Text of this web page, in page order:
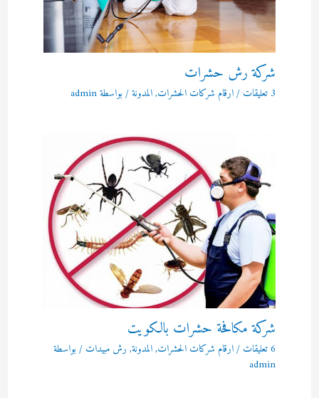
شركة رش حشرات
3 تعليقات /ارقام شركات الحشرات,المدونة/ بواسطةadmin
شركة مكافحة حشرات بالكويت
6 تعليقات /ارقام شركات الحشرات,المدونة, رش مبيدات / بواسطة
admin